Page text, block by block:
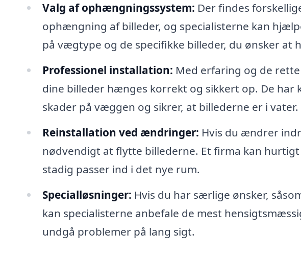
Valg af ophængningssystem: Der findes
ophængning af billeder, og specialisterne kan
på vægtype og de specifikke billeder, du ønsker at
Professionel installation: Med erfaring og de
dine billeder hænges korrekt og sikkert op. De har
skader på væggen og sikrer, at billederne er i vater.
Reinstallation ved ændringer: Hvis du ændrer
nødvendigt at flytte billederne. Et firma kan
stadig passer ind i det nye rum.
Specialløsninger: Hvis du har særlige ønsker,
kan specialisterne anbefale de mest
undgå problemer på lang sigt.